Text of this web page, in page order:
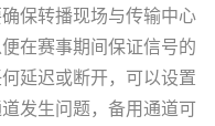
保转播现场与传输中心
在赛事期间保证信号的
延迟或断开，可以设置
发生问题，备用通道可